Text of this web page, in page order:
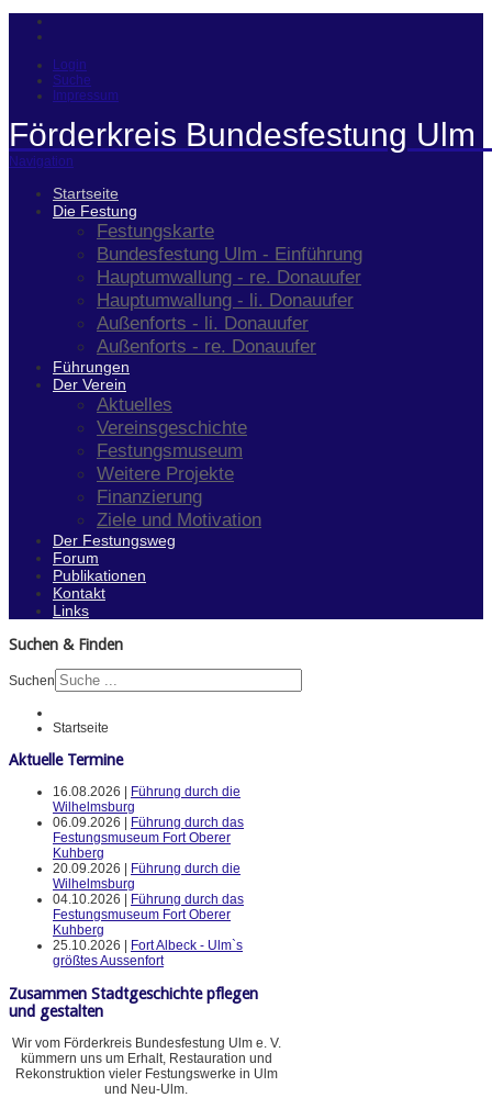
Login
Suche
Impressum
Förderkreis Bundesfestung Ulm
Navigation
Startseite
Die Festung
Festungskarte
Bundesfestung Ulm - Einführung
Hauptumwallung - re. Donauufer
Hauptumwallung - li. Donauufer
Außenforts - li. Donauufer
Außenforts - re. Donauufer
Führungen
Der Verein
Aktuelles
Vereinsgeschichte
Festungsmuseum
Weitere Projekte
Finanzierung
Ziele und Motivation
Der Festungsweg
Forum
Publikationen
Kontakt
Links
Suchen & Finden
Suchen
Startseite
Aktuelle Termine
16.08.2026 |
Führung durch die
Wilhelmsburg
06.09.2026 |
Führung durch das
Festungsmuseum Fort Oberer
Kuhberg
20.09.2026 |
Führung durch die
Wilhelmsburg
04.10.2026 |
Führung durch das
Festungsmuseum Fort Oberer
Kuhberg
25.10.2026 |
Fort Albeck - Ulm`s
größtes Aussenfort
Zusammen Stadtgeschichte pflegen
und gestalten
Wir vom Förderkreis Bundesfestung Ulm e. V.
kümmern uns um Erhalt, Restauration und
Rekonstruktion vieler Festungswerke in Ulm
und Neu-Ulm.